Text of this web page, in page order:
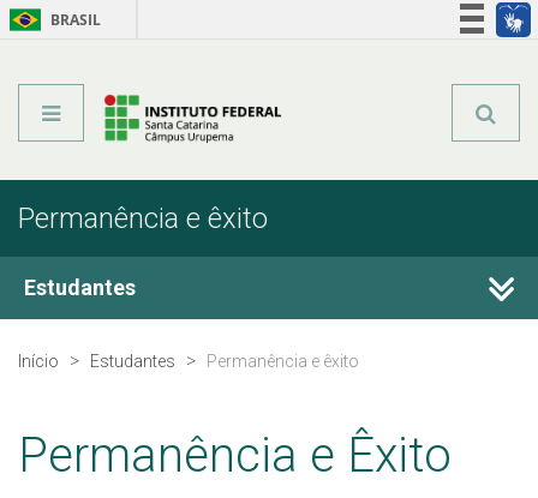
BRASIL
Permanência e êxito
Estudantes
Bibliotecas
Horário de Aula
Início Estudantes Permanência e êxito
Permanência e Êxito